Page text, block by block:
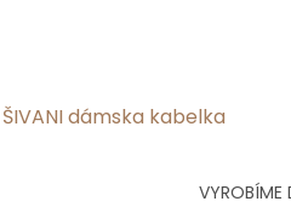
ŠIVANI dámska kabelka